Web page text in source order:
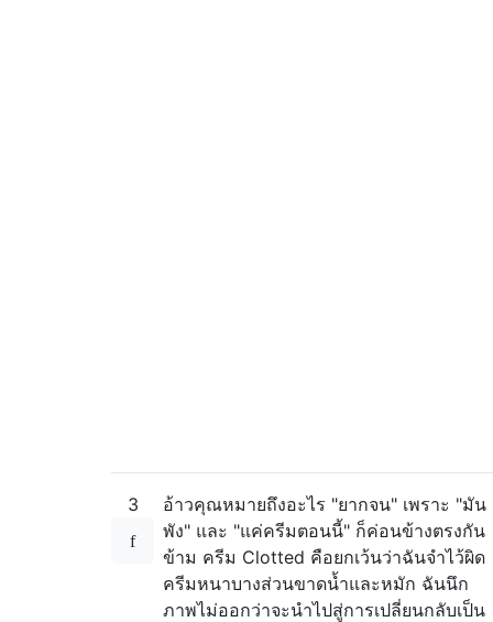
3
อ้าวคุณหมายถึงอะไร "ยากจน" เพราะ "มัน
พัง" และ "แค่ครีมตอนนี้" ก็ค่อนข้างตรงกัน
ข้าม ครีม Clotted คือยกเว้นว่าฉันจำไว้ผิด
ครีมหนาบางส่วนขาดน้ำและหมัก ฉันนึก
ภาพไม่ออกว่าจะนำไปสู่การเปลี่ยนกลับเป็น